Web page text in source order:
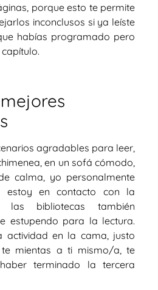
porque esto te permite
inconclusos si ya leíste
habías programado pero
agradables para leer,
en un sofá cómodo,
calma, yo personalmente
estoy en contacto con la
las bibliotecas también
estupendo para la lectura.
actividad en la cama, justo
mientas a ti mismo/a, te
terminado la tercera